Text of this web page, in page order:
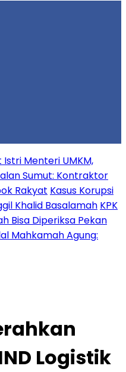
Istri Menteri UMKM,
Sumut: Kontraktor
Rakyat Kasus Korupsi
Khalid Basalamah KPK
Bisa Diperiksa Pekan
Mahkamah Agung:
Logistik